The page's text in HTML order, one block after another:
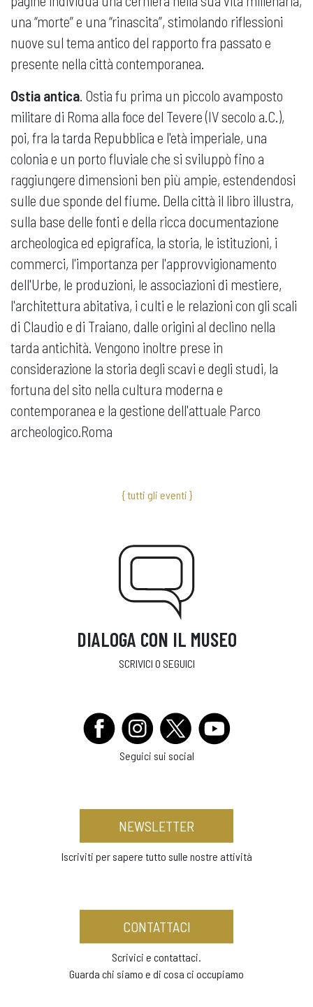
una “morte” e una “rinascita”, stimolando riflessioni
nuove sul tema antico del rapporto fra passato e
presente nella città contemporanea.
Ostia antica . Ostia fu prima un piccolo avamposto
militare di Roma alla foce del Tevere (IV secolo a.C.),
poi, fra la tarda Repubblica e l'età imperiale, una
colonia e un porto fluviale che si sviluppò fino a
raggiungere dimensioni ben più ampie, estendendosi
sulle due sponde del fiume. Della città il libro illustra,
sulla base delle fonti e della ricca documentazione
archeologica ed epigrafica, la storia, le istituzioni, i
commerci, l'importanza per l'approvvigionamento
dell'Urbe, le produzioni, le associazioni di mestiere,
l'architettura abitativa, i culti e le relazioni con gli scali
di Claudio e di Traiano, dalle origini al declino nella
tarda antichità. Vengono inoltre prese in
considerazione la storia degli scavi e degli studi, la
fortuna del sito nella cultura moderna e
contemporanea e la gestione dell'attuale Parco
archeologico.Roma
{ tutti gli eventi }
DIALOGA CON IL MUSEO
SCRIVICI O SEGUICI
Seguici sui social
NEWSLETTER
Iscriviti per sapere tutto sulle nostre attività
CONTATTACI
Scrivici e contattaci.
Guarda chi siamo e di cosa ci occupiamo